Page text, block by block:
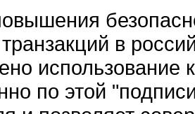
в
по этой